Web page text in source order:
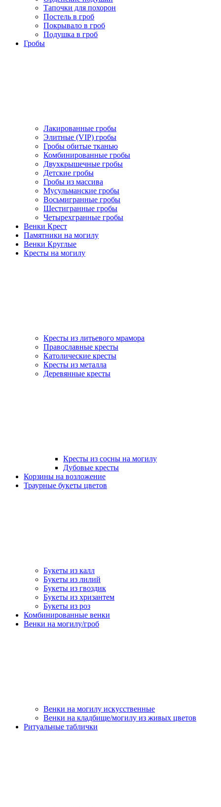
Тапочки для похорон
Постель в гроб
Покрывало в гроб
Подушка в гроб
Гробы
Лакированные гробы
Элитные (VIP) гробы
Гробы обитые тканью
Комбинированные гробы
Двухкрышечные гробы
Детские гробы
Гробы из массива
Мусульманские гробы
Восьмигранные гробы
Шестигранные гробы
Четырехгранные гробы
Венки Крест
Памятники на могилу
Венки Круглые
Кресты на могилу
Кресты из литьевого мрамора
Православные кресты
Католические кресты
Кресты из металла
Деревянные кресты
Кресты из сосны на могилу
Дубовые кресты
Корзины на возложение
Траурные букеты цветов
Букеты из калл
Букеты из лилий
Букеты из гвоздик
Букеты из хризантем
Букеты из роз
Комбинированные венки
Венки на могилу/гроб
Венки на могилу искусственные
Венки на кладбище/могилу из живых цветов
Ритуальные таблички